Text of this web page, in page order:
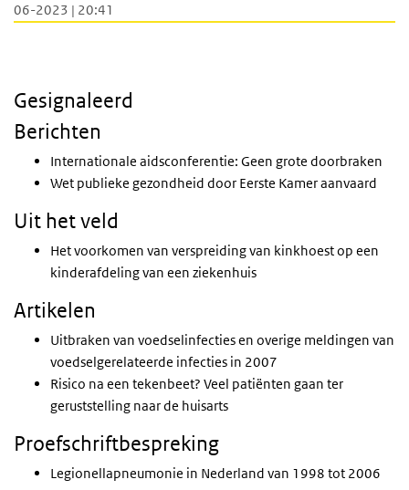
06-2023 | 20:41
Gesignaleerd
Berichten
Internationale aidsconferentie: Geen grote doorbraken
Wet publieke gezondheid door Eerste Kamer aanvaard
Uit het veld
Het voorkomen van verspreiding van kinkhoest op een
kinderafdeling van een ziekenhuis
Artikelen
Uitbraken van voedselinfecties en overige meldingen van
voedselgerelateerde infecties in 2007
Risico na een tekenbeet? Veel patiënten gaan ter
geruststelling naar de huisarts
Proefschriftbespreking
Legionellapneumonie in Nederland van 1998 tot 2006